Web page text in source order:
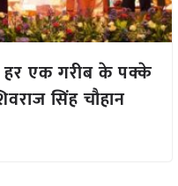
एक गरीब के पक्के
सिंह चौहान